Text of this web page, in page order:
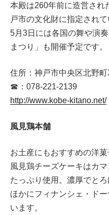
本殿は260年前に造営され
戸市の文化財に指定されて
5月3日には各国の舞や演
まつり」も開催予定です。
住所：神戸市中央区北野町
☎：078-221-2139
http://www.kobe-kitano.net/
風見鶏本舗
お土産にもおすすめの洋菓
風見鶏チーズケーキはカ
たっぷり使用。濃厚でとろ
ほかにフィナンシェ・ド
います。